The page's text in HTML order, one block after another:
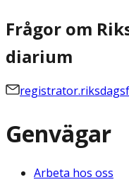
Frågor om
diarium
Genvägar
Arbeta hos oss